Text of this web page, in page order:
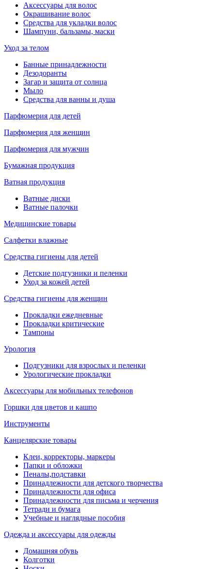
Аксессуары для волос
Окрашивание волос
Средства для укладки волос
Шампуни, бальзамы, маски
Уход за телом
Банные принадлежности
Дезодоранты
Загар и защита от солнца
Мыло
Средства для ванны и душа
Парфюмерия для детей
Парфюмерия для женщин
Парфюмерия для мужчин
Бумажная продукция
Ватная продукция
Ватные диски
Ватные палочки
Медицинские товары
Салфетки влажные
Средства гигиены для детей
Детские подгузники и пеленки
Уход за кожей детей
Средства гигиены для женщин
Прокладки ежедневные
Прокладки критические
Тампоны
Урология
Подгузники для взрослых и пеленки
Урологические прокладки
Аксессуары для мобильных телефонов
Горшки для цветов и кашпо
Инструменты
Канцелярские товары
Клеи, корректоры, маркеры
Папки и обложки
Пеналы,подставки
Принадлежности для детского творчества
Принадлежности для офиса
Принадлежности для письма и черчения
Тетради и бумага
Учебные и наглядные пособия
Одежда и аксессуары для одежды
Домашняя обувь
Колготки